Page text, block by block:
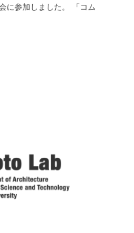
に参加しました。 「コム